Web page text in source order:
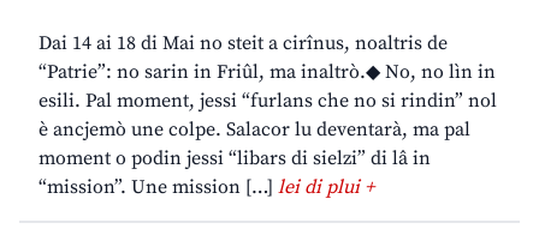
Dai 14 ai 18 di Mai no steit a cirînus, noaltris de
“Patrie”: no sarin in Friûl, ma inaltrò.◆ No, no lìn in
esili. Pal moment, jessi “furlans che no si rindin” nol
è ancjemò une colpe. Salacor lu deventarà, ma pal
moment o podin jessi “libars di sielzi” di lâ in
“mission”. Une mission […] lei di plui +